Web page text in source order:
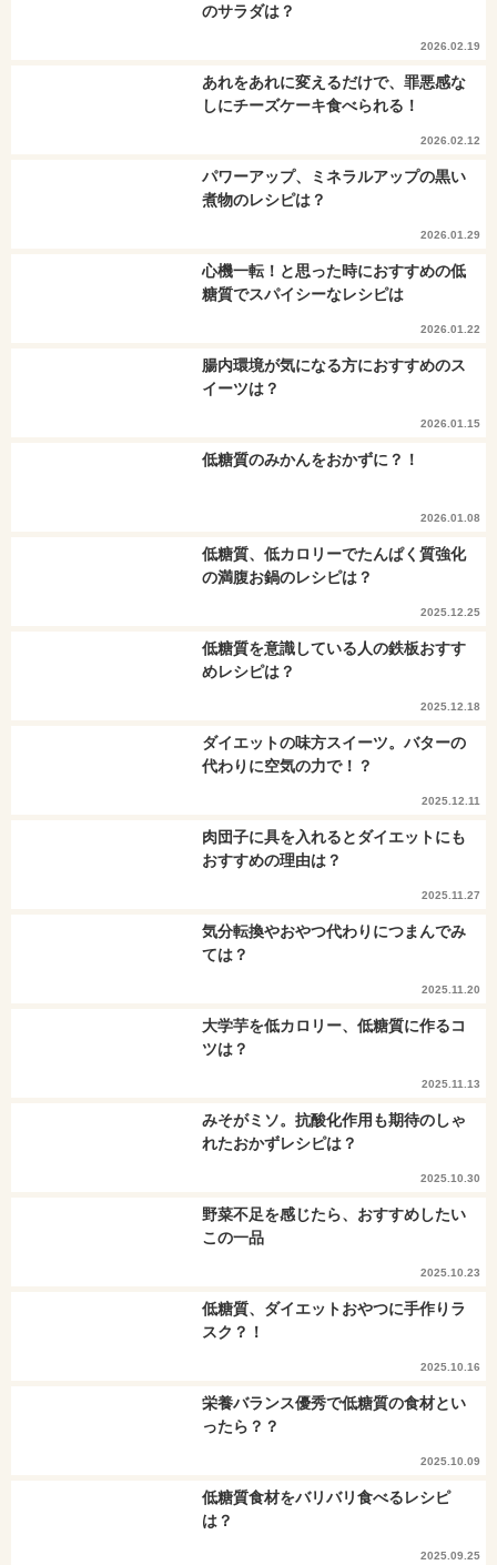
のサラダは？
2026.02.19
あれをあれに変えるだけで、罪悪感な
しにチーズケーキ食べられる！
2026.02.12
パワーアップ、ミネラルアップの黒い
煮物のレシピは？
2026.01.29
心機一転！と思った時におすすめの低
糖質でスパイシーなレシピは
2026.01.22
腸内環境が気になる方におすすめのス
イーツは？
2026.01.15
低糖質のみかんをおかずに？！
2026.01.08
低糖質、低カロリーでたんぱく質強化
の満腹お鍋のレシピは？
2025.12.25
低糖質を意識している人の鉄板おすす
めレシピは？
2025.12.18
ダイエットの味方スイーツ。バターの
代わりに空気の力で！？
2025.12.11
肉団子に具を入れるとダイエットにも
おすすめの理由は？
2025.11.27
気分転換やおやつ代わりにつまんでみ
ては？
2025.11.20
大学芋を低カロリー、低糖質に作るコ
ツは？
2025.11.13
みそがミソ。抗酸化作用も期待のしゃ
れたおかずレシピは？
2025.10.30
野菜不足を感じたら、おすすめしたい
この一品
2025.10.23
低糖質、ダイエットおやつに手作りラ
スク？！
2025.10.16
栄養バランス優秀で低糖質の食材とい
ったら？？
2025.10.09
低糖質食材をバリバリ食べるレシピ
は？
2025.09.25